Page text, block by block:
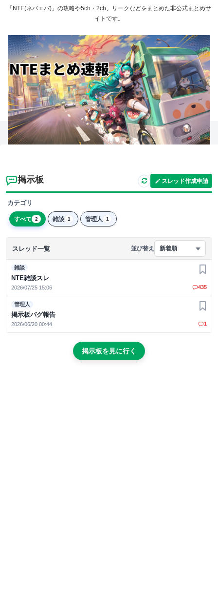
「NTE(ネバエバ)」の攻略や5ch・2ch、リークなどをまとめた非公式まとめサ
イトです。
掲示板 スレッド作成申請
カテゴリ
すべて 2 雑談 1 管理人 1
スレッド一覧 並び替え 新着順
雑談
NTE雑談スレ
2026/07/25 15:06
お気
435
管理人
掲示板バグ報告
2026/06/20 00:44
お気
1
掲示板を見に行く